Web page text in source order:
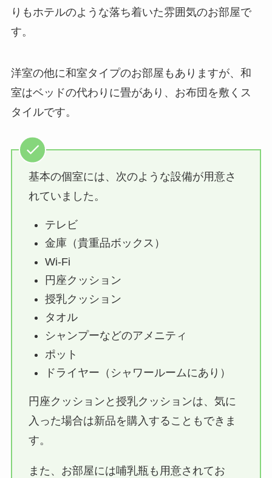
りもホテルのような落ち着いた雰囲気のお部屋で
す。
洋室の他に和室タイプのお部屋もありますが、和
室はベッドの代わりに畳があり、お布団を敷くス
タイルです。
基本の個室には、次のような設備が用意さ
れていました。
テレビ
金庫（貴重品ボックス）
Wi-Fi
円座クッション
授乳クッション
タオル
シャンプーなどのアメニティ
ポット
ドライヤー（シャワールームにあり）
円座クッションと授乳クッションは、気に
入った場合は新品を購入することもできま
す。
また、お部屋には哺乳瓶も用意されてお